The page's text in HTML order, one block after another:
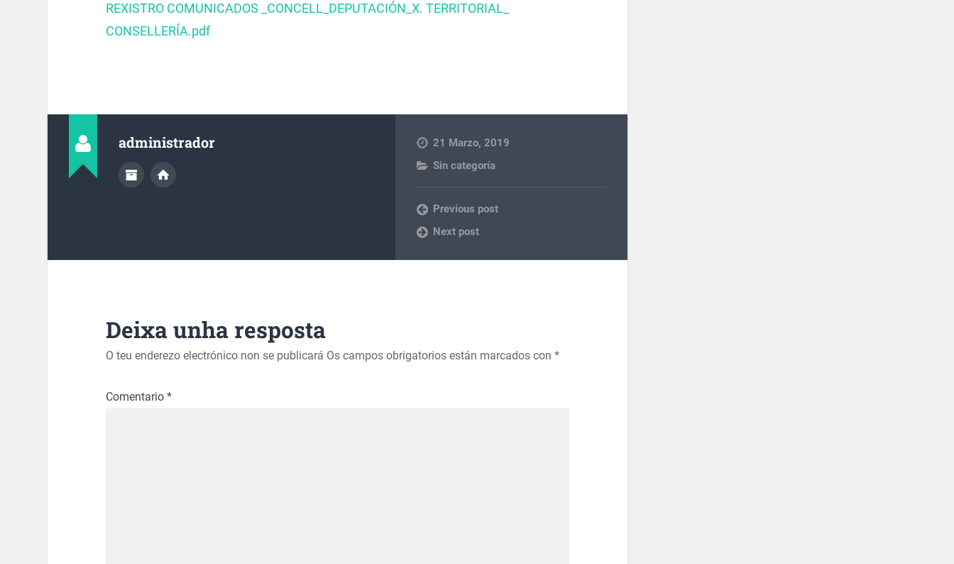
REXISTRO COMUNICADOS _CONCELL_DEPUTACIÓN_X. TERRITORIAL_
CONSELLERÍA.pdf
administrador
21 Marzo, 2019
Sin categoría
Previous post
Next post
Deixa unha resposta
O teu enderezo electrónico non se publicará Os campos obrigatorios están marcados con *
Comentario *